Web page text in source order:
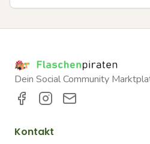
Dein Social Community
Kontakt